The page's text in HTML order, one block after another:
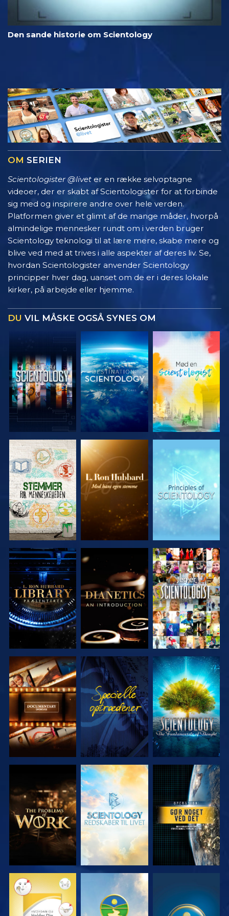
Den sande historie om Scientology
OM SERIEN
Scientologister @livet er en række selvoptagne
videoer, der er skabt af Scientologister for at forbinde
sig med og inspirere andre over hele verden.
Platformen giver et glimt af de mange måder, hvorpå
almindelige mennesker rundt om i verden bruger
Scientology teknologi til at lære mere, skabe mere og
blive ved med at trives i alle aspekter af deres liv. Se,
hvordan Scientologister anvender Scientology
principper hver dag, uanset om de er i deres lokale
kirker, på arbejde eller hjemme.
DU VIL MÅSKE OGSÅ SYNES OM
UDFORSK
SERIEN
UDFORSK
SERIEN
UDFORSK
SERIEN
UDFORSK
SERIEN
UDFORSK
SERIEN
SE
UDFORSK
SERIEN
SE
UDFORSK
SERIEN
UDFORSK
SERIEN
UDFORSK
SERIEN
SE
SE SE SE